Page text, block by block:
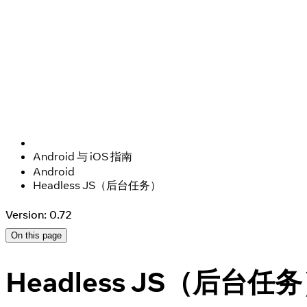
Android 与 iOS 指南
Android
Headless JS（后台任务）
Version: 0.72
On this page
Headless JS（后台任